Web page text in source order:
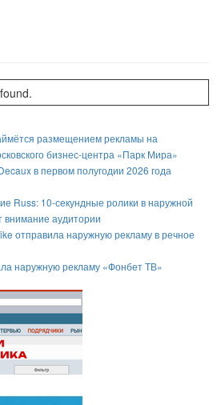
размещением рекламы на
бизнес-центра «Парк Мира»
в первом полугодии 2026 года
Russ: 10-секундные ролики в наружной
аудитории
отправила наружную рекламу в речное
наружную рекламу «Фонбет ТВ»